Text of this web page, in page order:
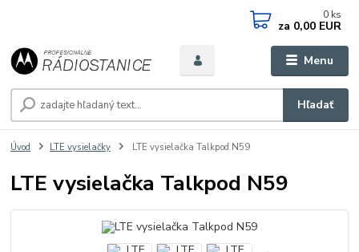
Menu
Hľadať
0 ks
za 0,00 EUR
Úvod LTE vysielačky LTE vysielačka Talkpod N59
LTE vysielačka Talkpod N59